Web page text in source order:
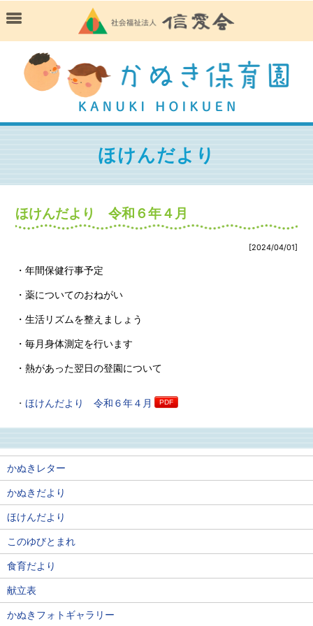
ほけんだより
ほけんだより 令和６年４月
[2024/04/01]
・年間保健行事予定
・薬についてのおねがい
・生活リズムを整えましょう
・毎月身体測定を行います
・熱があった翌日の登園について
ほけんだより 令和６年４月
かぬきレター
かぬきだより
ほけんだより
このゆびとまれ
食育だより
献立表
かぬきフォトギャラリー